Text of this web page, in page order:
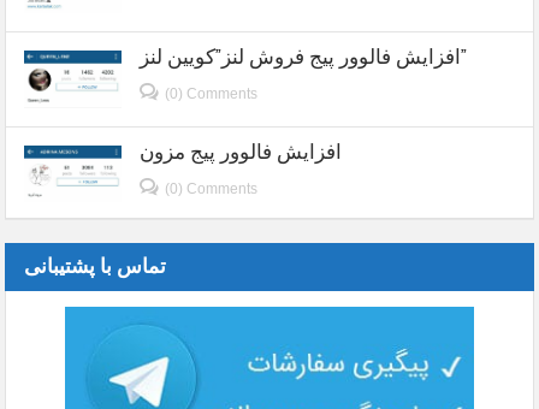
افزایش فالوور پیج فروش لنز”کویین لنز”
(0) Comments
افزایش فالوور پیج مزون
(0) Comments
تماس با پشتیبانی